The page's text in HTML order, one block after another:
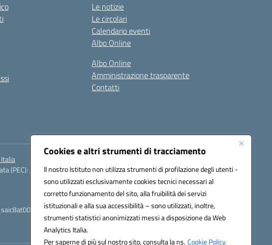
Cookies e altri strumenti di tracciamento
Il nostro Istituto non utilizza strumenti di profilazione degli utenti -
sono utilizzati esclusivamente cookies tecnici necessari al
corretto funzionamento del sito, alla fruibilità dei servizi
istituzionali e alla sua accessibilità – sono utilizzati, inoltre,
strumenti statistici anonimizzati messi a disposizione da Web
Analytics Italia.
Per saperne di più sul nostro sito, consulta la ns.Cookie Policy.
Le notizie
Le circolari
Calendario eventi
Albo Online
Albo Online
Amministrazione trasparente
Contatti
(PEC):saic8at00d@pec.istruzione.it